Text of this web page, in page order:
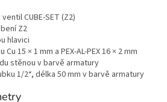
CUBE-SET (Z2)
Z2
hlavici
15 × 1 mm a PEX-AL-PEX 16 × 2 mm
stěnou v barvě armatury
1/2“, délka 50 mm v barvě armatury